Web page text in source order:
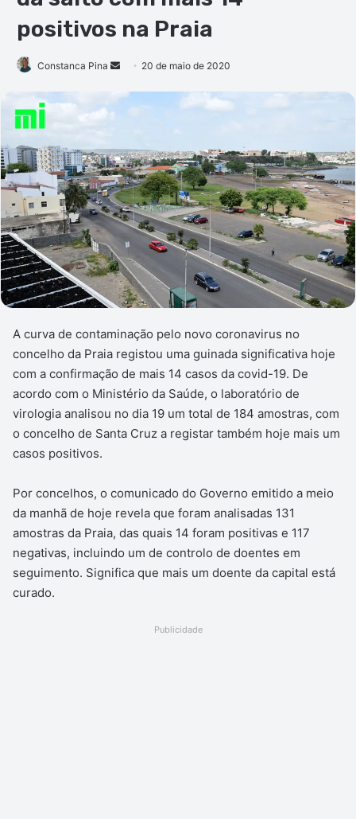
positivos na Praia
Constanca Pina
Mande20 de maio de 2020
A curva de contaminação pelo novo coronavirus no
concelho da Praia registou uma guinada significativa hoje
com a confirmação de mais 14 casos da covid-19. De
acordo com o Ministério da Saúde, o laboratório de
virologia analisou no dia 19 um total de 184 amostras, com
o concelho de Santa Cruz a registar também hoje mais um
casos positivos.
Por concelhos, o comunicado do Governo emitido a meio
da manhã de hoje revela que foram analisadas 131
amostras da Praia, das quais 14 foram positivas e 117
negativas, incluindo um de controlo de doentes em
seguimento. Significa que mais um doente da capital está
curado.
Publicidade